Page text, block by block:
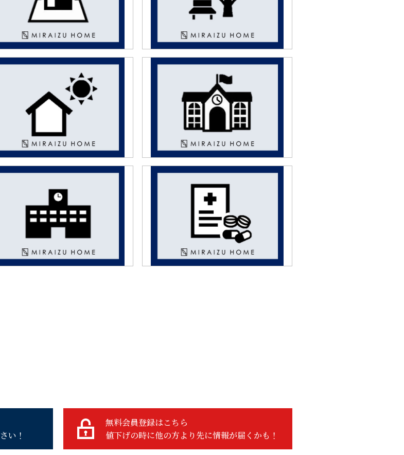
い！
無料会員登録はこちら
値下げの時に他の方より先に情報が届くかも！